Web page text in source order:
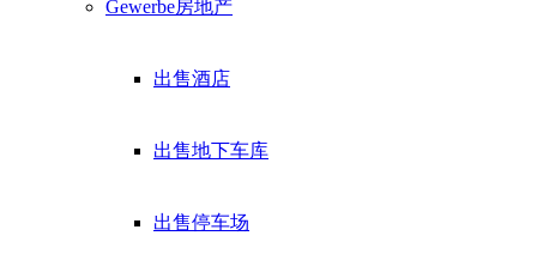
Gewerbe房地产
出售酒店
出售地下车库
出售停车场